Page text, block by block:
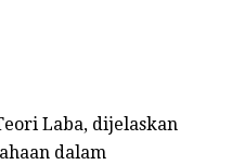
Laba, dijelaskan
dalam